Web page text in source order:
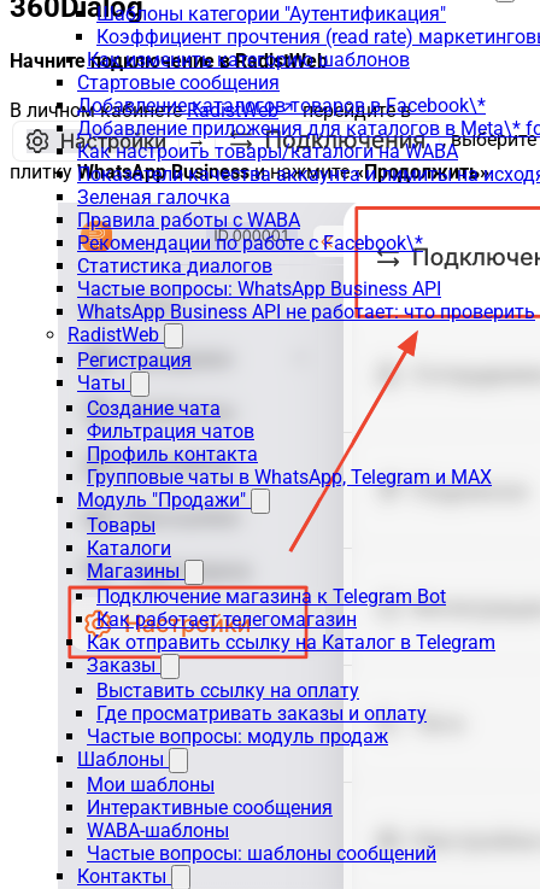
Шаблоны категории "Аутентификация"
Коэффициент прочтения (read rate)
Как изменить категорию шаблонов
Стартовые сообщения
Добавление каталогов товаров в Facebook\*
Добавление приложения для каталогов в Meta\*
Как настроить товары/каталоги на WABA
Показатели качества аккаунта и лимиты на
Зеленая галочка
Правила работы с WABA
Рекомендации по работе с Facebook\*
Статистика диалогов
Частые вопросы: WhatsApp Business API
WhatsApp Business API не работает: что проверить
RadistWeb
Регистрация
Чаты
Создание чата
Фильтрация чатов
Профиль контакта
Групповые чаты в WhatsApp, Telegram и MAX
Модуль "Продажи"
Товары
Каталоги
Магазины
Подключение магазина к Telegram Bot
Как работает телегомагазин
Как отправить ссылку на Каталог в Telegram
Заказы
Выставить ссылку на оплату
Где просматривать заказы и оплату
Частые вопросы: модуль продаж
Шаблоны
Мои шаблоны
Интерактивные сообщения
WABA-шаблоны
Частые вопросы: шаблоны сообщений
Контакты
360Dialog
Начните подключение в RadistWeb
В личном кабинетеRadistWeb
перейдите в
→
, выберите
плитку WhatsApp Businessи нажмите«Продолжить».